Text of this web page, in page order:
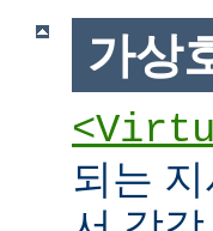
가상
되는